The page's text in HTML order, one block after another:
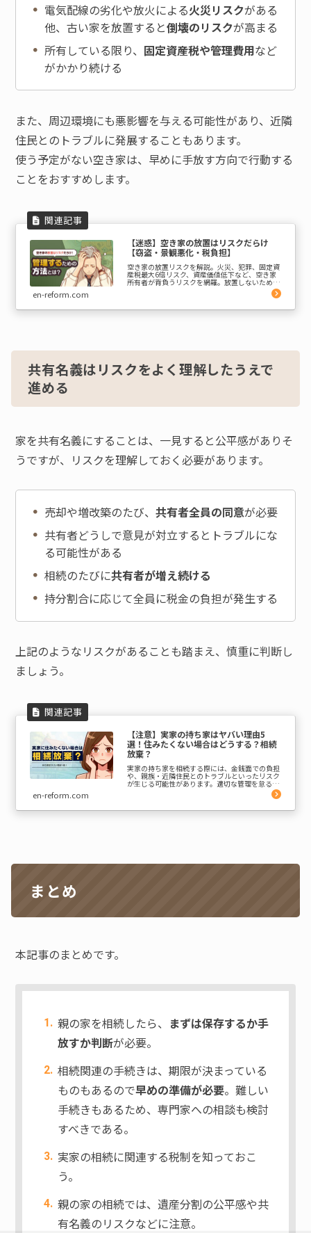
電気配線の劣化や放火による火災リスクがある
他、古い家を放置すると倒壊のリスクが高まる
所有している限り、 固定資産税や管理費用など
がかかり続ける
また、周辺環境にも悪影響を与える可能性があり、近隣
住民とのトラブルに発展することもあります。
使う予定がない空き家は、早めに手放す方向で行動する
ことをおすすめします。
【迷惑】空き家の放置はリスクだらけ
【窃盗・景観悪化・税負担】
空き家の放置リスクを解説。火災、犯罪、固定資
産税最大6倍リスク、資産価値低下など、空き家
所有者が背負うリスクを網羅。放置しないための
具体的な対策（売却、管理、活用）を紹介しま
en-reform.com
共有名義はリスクをよく理解したうえで
進める
家を共有名義にすることは、一見すると公平感がありそ
うですが、リスクを理解しておく必要があります。
売却や増改築のたび、共有者全員の同意が必要
共有者どうしで意見が対立するとトラブルにな
る可能性がある
相続のたびに共有者が増え続ける
持分割合に応じて全員に税金の負担が発生する
上記のようなリスクがあることも踏まえ、慎重に判断し
ましょう。
【注意】実家の持ち家はヤバい理由5
選！住みたくない場合はどうする？相続
放棄？
実家の持ち家を相続する際には、金銭面での負担
や、親族・近隣住民とのトラブルといったリスク
が生じる可能性があります。適切な管理を怠る
と、後々「ヤバい」に状況に発展することも少な
くありません。この記事では、以下のポイントに
en-reform.com
まとめ
本記事のまとめです。
親の家を相続したら、 まずは保存するか手
放すか判断が必要。
相続関連の手続きは、期限が決まっている
ものもあるので早めの準備が必要。難しい
手続きもあるため、専門家への相談も検討
すべきである。
実家の相続に関連する税制を知っておこ
う。
親の家の相続では、遺産分割の公平感や共
有名義のリスクなどに注意。